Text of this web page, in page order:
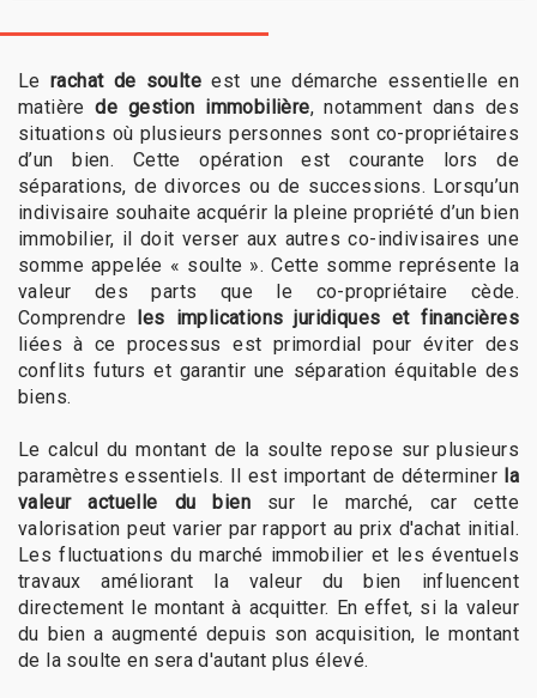
Lerachat de soulte est une démarche essentielle en
matièrede gestion immobilière, notamment dans des
situations où plusieurs personnes sont co-propriétaires
d’un bien. Cette opération est courante lors de
séparations, de divorces ou de successions. Lorsqu’un
indivisaire souhaite acquérir la pleine propriété d’un bien
immobilier, il doit verser aux autres co-indivisaires une
somme appelée « soulte ». Cette somme représente la
valeur des parts que le co-propriétaire cède.
Comprendre les implications juridiques et financières
liées à ce processus est primordial pour éviter des
conflits futurs et garantir une séparation équitable des
biens.
Le calcul du montant de la soulte repose sur plusieurs
paramètres essentiels. Il est important de déterminer la
valeur actuelle du bien sur le marché, car cette
valorisation peut varier par rapport au prix d'achat initial.
Les fluctuations du marché immobilier et les éventuels
travaux améliorant la valeur du bien influencent
directement le montant à acquitter. En effet, si la valeur
du bien a augmenté depuis son acquisition, le montant
de la soulte en sera d'autant plus élevé.